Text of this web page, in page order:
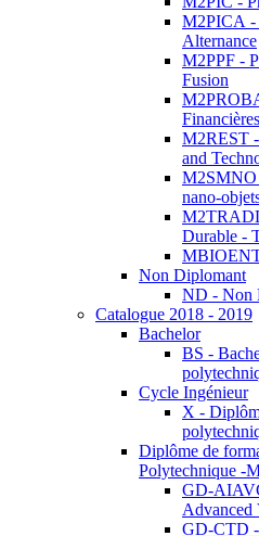
M2PICA -
Alternance
M2PPF -
Fusion
M2REST
and
M2SMNO
nano-
Durable -
Non Diplomant
ND - Non
Catalogue 2018 - 2019
Bachelor
BS -
Cycle Ingénieur
X -
Diplôme de
Polytechnique -
GD-
Advanced
GD-CTD -